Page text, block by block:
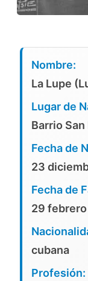
Nombre:
La Lupe
Lugar de
Barrio
Fecha de
23
Fecha de
29 febrero
cubana
Profesión: